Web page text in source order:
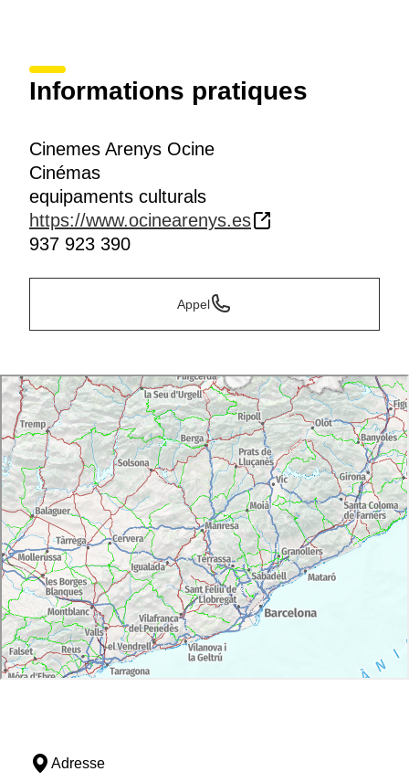
Informations pratiques
Cinemes Arenys Ocine
Cinémas
equipaments culturals
https://www.ocinearenys.es
937 923 390
Appel
Adresse